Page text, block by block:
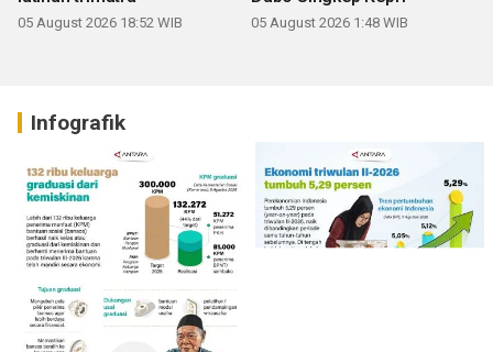
05 August 2026 18:52 WIB 05 August 2026 1:48 WIB
Infografik